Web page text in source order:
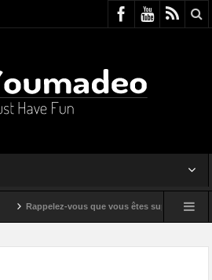
Rappelez-vous que vous êtes super !